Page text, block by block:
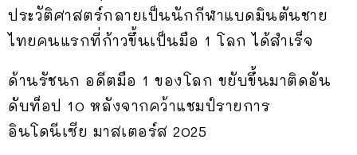
ประวัติศาสตร์กลายเป็นนักกีฬาแบดมินตันชาย
ไทยคนแรกที่ก้าวขึ้นเป็นมือ 1 โลก ได้สำเร็จ
ด้านรัชนก อดีตมือ 1 ของโลก ขยับขึ้นมาติดอัน
ดับท็อป 10 หลังจากคว้าแชมป์รายการ
อินโดนีเซีย มาสเตอร์ส 2025